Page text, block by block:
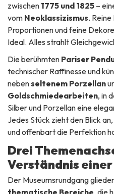
zwischen 1775 und 1825 –
vom Neoklassizismus.
Proportionen und feine
Ideal. Alles strahlt
Die berühmten Pariser
technischer Raffinesse und
nebenseltenem Porzellan
Goldschmiedearbeiten, in
Silber und Porzellan eine
Jedes Stück zieht den Blick
und offenbart die Perfektion
Drei
Verständnis einer
Der Museumsrundgang